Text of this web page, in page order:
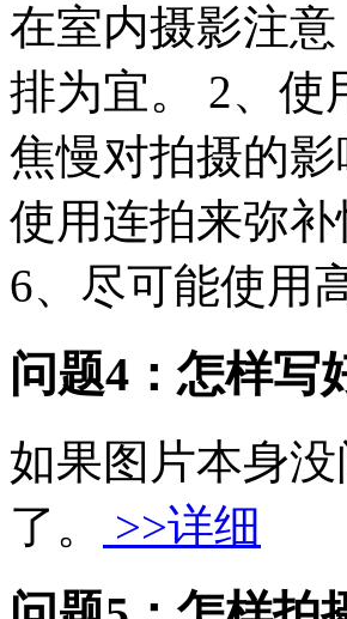
在室内摄影注
排为宜。 2、使
焦慢对拍摄的
使用连拍来弥
6、尽可能使用
问题4：怎样写
如果图片本身
了。
>>详细